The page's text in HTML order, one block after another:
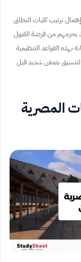
ترتيب كليات النطاق
يحرمهم من فرصة القبول
بهذه القواعد التنظيمية
التنسيق بتمعن شديد قبل
المصرية